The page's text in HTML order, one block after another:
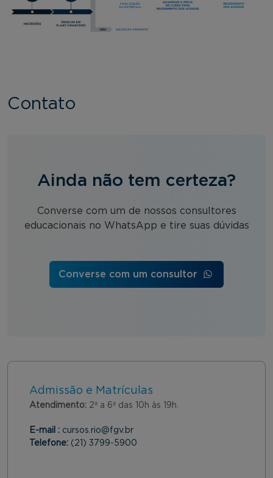
Contato
Ainda não tem certeza?
Converse com um de nossos consultores
educacionais no WhatsApp e tire suas dúvidas
Converse com um consultor
Admissão e Matrículas
Atendimento: 2ª a 6ª das 10h às 19h.
E-mail : cursos.rio@fgv.br
Telefone: (21) 3799-5900